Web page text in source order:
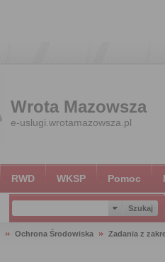
Wrota Mazowsza
e-uslugi.wrotamazowsza.pl
RWD WKSP Pomoc
Ochrona Środowiska
Zadania z